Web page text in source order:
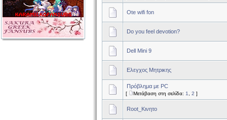
Ote wifi fon
Do you feel devotion?
Dell Mini 9
Ελεγχος Μητρικης
Πρόβλημα με PC
[ Μετάβαση στη σελίδα: 1 2 ]
Root_Κινητο